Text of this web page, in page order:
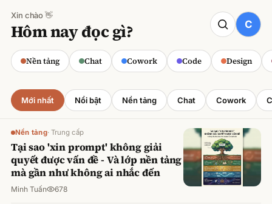
Xin chào 👋
Hôm nay đọc gì?
Nền tảng Chat Cowork Code Design
CODE
Claude cho Sales: Dự báo doanh số
chính xác
Minh Tuấn ·800 lượt xem
Mới nhất Nổi bật Nền tảng Chat Cowork
Nền tảng· Trung cấp
Tại sao 'xin prompt' không giải
quyết được vấn đề - Và lớp nền tảng
mà gần như không ai nhắc đến
Minh Tuấn 678